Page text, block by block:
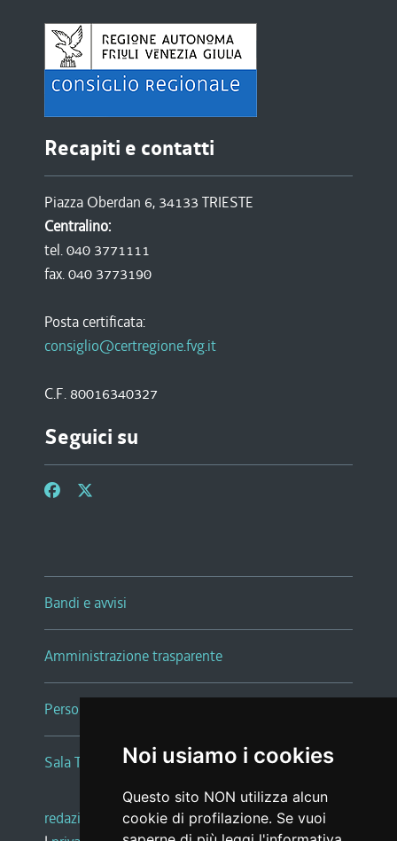
Noi usiamo i cookies
Questo sito NON utilizza alcun
cookie di profilazione. Se vuoi
Recapiti e contatti
Piazza Oberdan 6, 34133 TRIESTE
Centralino:
tel. 040 3771111
fax. 040 3773190
Posta certificata:
consiglio@certregione.fvg.it
C.F. 80016340327
Seguici su
Bandi e avvisi
Amministrazione trasparente
Persone e Uffici
Sala Tiziano Tessitori
redazione web |note legali |glossario